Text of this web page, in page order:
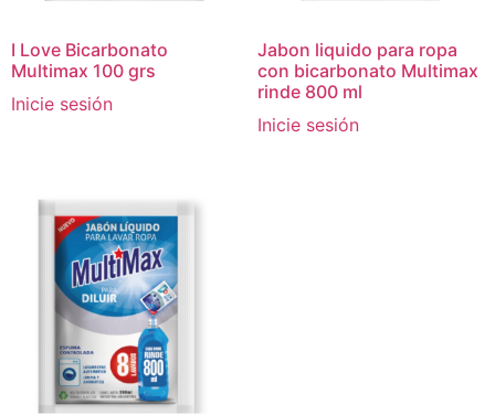
I Love Bicarbonato
Multimax 100 grs
Inicie sesión
Jabon liquido para ropa
con bicarbonato Multimax
rinde 800 ml
Inicie sesión